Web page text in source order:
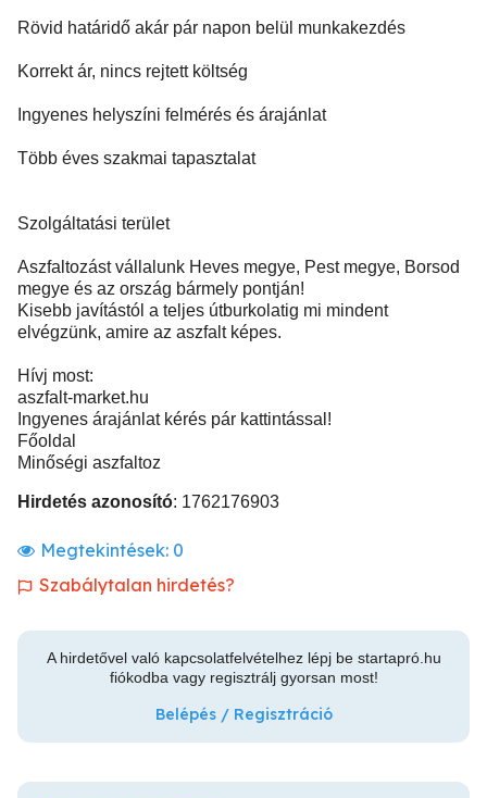
Rövid határidő akár pár napon belül munkakezdés
Korrekt ár, nincs rejtett költség
Ingyenes helyszíni felmérés és árajánlat
Több éves szakmai tapasztalat
Szolgáltatási terület
Aszfaltozást vállalunk Heves megye, Pest megye, Borsod
megye és az ország bármely pontján!
Kisebb javítástól a teljes útburkolatig mi mindent
elvégzünk, amire az aszfalt képes.
Hívj most:
aszfalt-market.hu
Ingyenes árajánlat kérés pár kattintással!
Főoldal
Minőségi aszfaltoz
Hirdetés azonosító: 1762176903
Megtekintések: 0
Szabálytalan hirdetés?
A hirdetővel való kapcsolatfelvételhez lépj be startapró.hu
fiókodba vagy regisztrálj gyorsan most!
Belépés / Regisztráció